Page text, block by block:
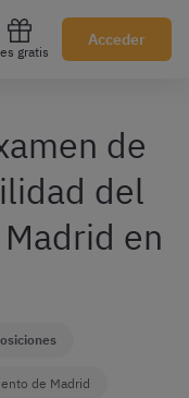
gratis
Acceder
de
del
en
de Madrid